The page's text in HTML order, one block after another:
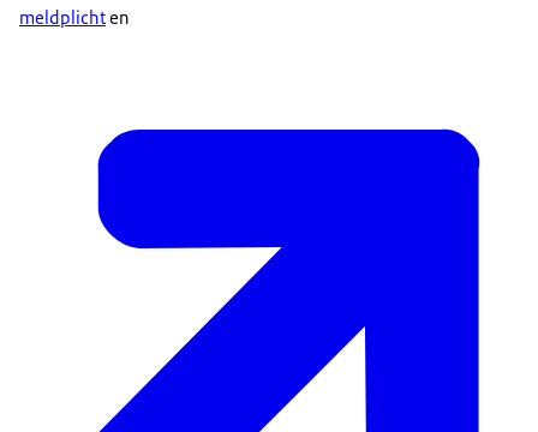
meldplichten